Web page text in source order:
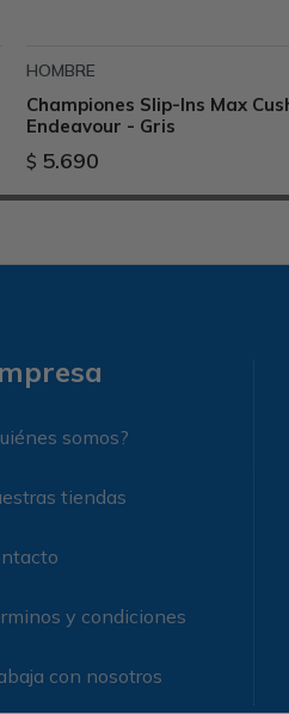
HOMBRE
Championes Slip-Ins Max
Endeavour - Gris
$ 5.690
somos?
tiendas
y condiciones
con nosotros